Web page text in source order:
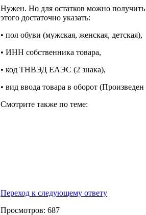
Нужен. Но для остатков можно
этого достаточно указать:
• пол обуви (мужская, женская, детская),
• ИНН собственника товара,
• код ТНВЭД ЕАЭС (2 знака),
• вид ввода товара в оборот
Смотрите также по теме:
Переход к следующему ответу
Просмотров: 687